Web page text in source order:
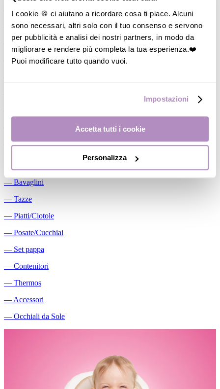
I cookie 🍪 ci aiutano a ricordare cosa ti piace. Alcuni
sono necessari, altri solo con il tuo consenso e servono
per pubblicità e analisi dei nostri partners, in modo da
migliorare e rendere più completa la tua esperienza.❤️
Puoi modificare tutto quando vuoi.
Impostazioni
Accetta tutti i cookie
Personalizza
―
Cuscini allattamento
―Biberon
―
Tettarelle
―Succhietti
Conservalatte Materno
―Massaggiagengive
― Bavaglini
― Tazze
― Piatti/Ciotole
― Posate/Cucchiai
― Set pappa
― Contenitori
― Thermos
― Accessori
― Occhiali da Sole